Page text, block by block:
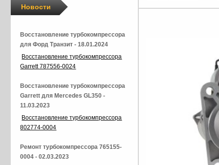
Новости
Восстановление турбокомпрессора
для Форд Транзит - 18.01.2024
Восстановление турбокомпрессора
Garrett 787556-0024
Восстановление турбокомпрессора
Garrett для Mercedes GL350 -
11.03.2023
Восстановление турбокомпрессора
802774-0004
Ремонт турбокомпрессора 765155-
0004 - 02.03.2023